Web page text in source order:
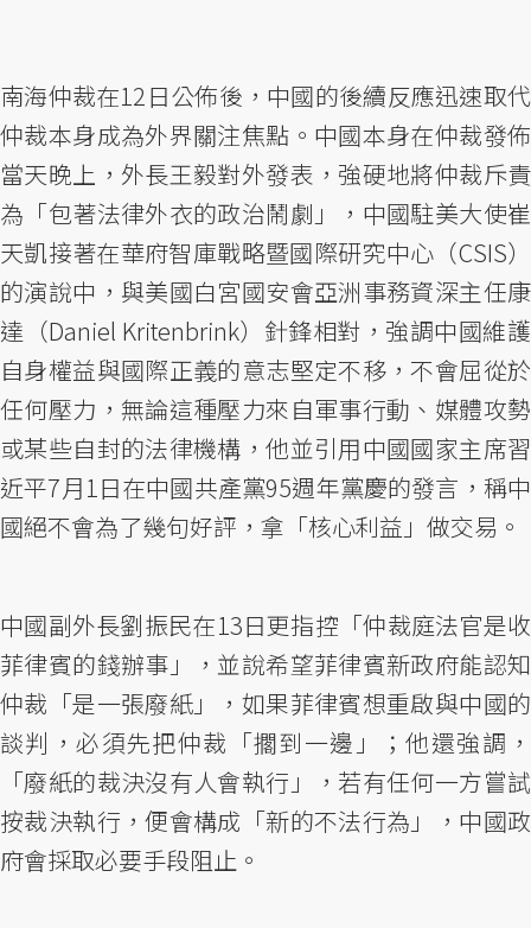
南海仲裁在12日公佈後，中國的後續反應迅速取代
仲裁本身成為外界關注焦點。中國本身在仲裁發佈
當天晚上，外長王毅對外發表，強硬地將仲裁斥責
為「包著法律外衣的政治鬧劇」，中國駐美大使崔
天凱接著在華府智庫戰略暨國際研究中心（CSIS）
的演說中，與美國白宮國安會亞洲事務資深主任康
達（Daniel Kritenbrink）針鋒相對，強調中國維護
自身權益與國際正義的意志堅定不移，不會屈從於
任何壓力，無論這種壓力來自軍事行動、媒體攻勢
或某些自封的法律機構，他並引用中國國家主席習
近平7月1日在中國共產黨95週年黨慶的發言，稱中
國絕不會為了幾句好評，拿「核心利益」做交易。
中國副外長劉振民在13日更指控「仲裁庭法官是收
菲律賓的錢辦事」，並說希望菲律賓新政府能認知
仲裁「是一張廢紙」，如果菲律賓想重啟與中國的
談判，必須先把仲裁「擱到一邊」；他還強調，
「廢紙的裁決沒有人會執行」，若有任何一方嘗試
按裁決執行，便會構成「新的不法行為」，中國政
府會採取必要手段阻止。